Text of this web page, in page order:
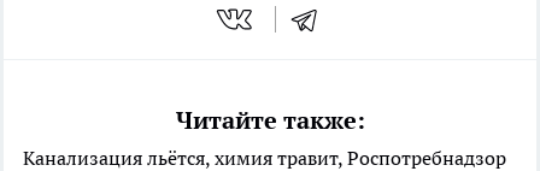
Читайте также:
Канализация льётся, химия травит, Роспотребнадзор